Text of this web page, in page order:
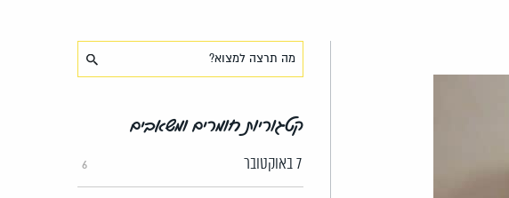
קטגוריות חומרים ומשאבים
7 באוקטובר 6